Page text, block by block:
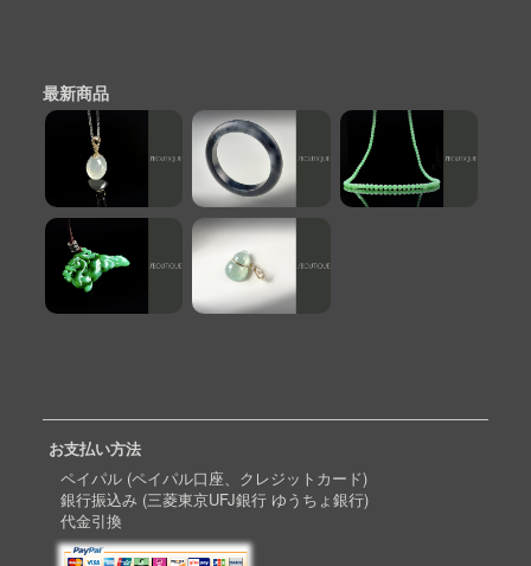
最新商品
お支払い方法
ペイパル (ペイパル口座、クレジットカード)
銀行振込み (三菱東京UFJ銀行 ゆうちょ銀行)
代金引換